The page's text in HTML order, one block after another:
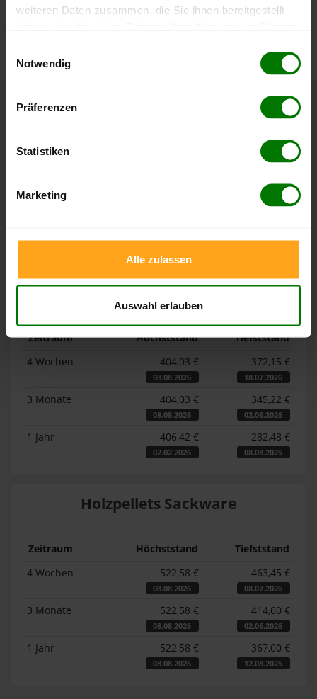
weiteren Daten zusammen, die Sie ihnen bereitgestellt
Notwendig
Präferenzen
Statistiken
Marketing
Alle zulassen
Auswahl erlauben
Die aktuelle Preisentwicklung für Holzpellets in Deutschland
Höchst- und Tiefststände der
Pelletspreise in Neubeuern
Höchst- und Tiefststände der
Pelletspreise für lose Holzpellets und Holzpellets
erreicht wurde.
Lose Holzpellets
Zeitraum Höchststand
Tiefststand
4 Wochen
404,03 €
08.08.2026
372,15 €
18.07.2026
3 Monate 404,03 €
08.08.2026
345,22 €
02.06.2026
1 Jahr 406,42 €
02.02.2026
282,48 €
08.08.2025
Holzpellets Sackware
Zeitraum Höchststand
Tiefststand
4 Wochen
522,58 €
08.08.2026
463,45 €
08.07.2026
3 Monate 522,58 €
08.08.2026
414,60 €
02.06.2026
1 Jahr 522,58 €
08.08.2026
367,00 €
12.08.2025